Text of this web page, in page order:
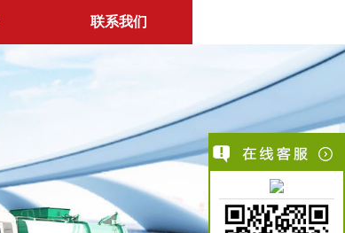
联系我们